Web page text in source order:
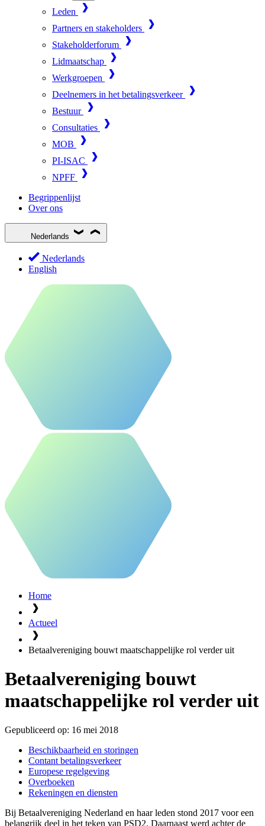
Leden
Partners en stakeholders
Stakeholderforum
Lidmaatschap
Werkgroepen
Deelnemers in het betalingsverkeer
Bestuur
Consultaties
MOB
PI-ISAC
NPFF
Begrippenlijst
Over ons
Nederlands
Nederlands
English
Home
Actueel
Betaalvereniging bouwt maatschappelijke rol verder uit
Betaalvereniging bouwt
maatschappelijke rol verder uit
Gepubliceerd op: 16 mei 2018
Beschikbaarheid en storingen
Contant betalingsverkeer
Europese regelgeving
Overboeken
Rekeningen en diensten
Bij Betaalvereniging Nederland en haar leden stond 2017 voor een
belangrijk deel in het teken van PSD2. Daarnaast werd achter de